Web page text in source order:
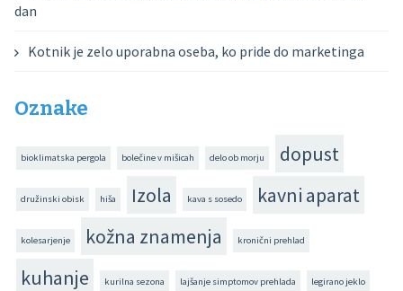
dan
Kotnik je zelo uporabna oseba, ko pride do marketinga
Oznake
bioklimatska pergola bolečine v mišicah delo ob morju dopust
družinski obisk hiša Izola kava s sosedo kavni aparat
kolesarjenje kožna znamenja kronični prehlad
kuhanje kurilna sezona lajšanje simptomov prehlada legirano jeklo